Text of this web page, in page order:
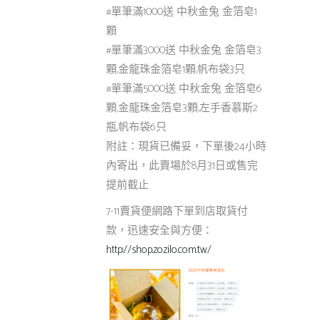
#單筆滿1000送 中秋金兔 金箔皂1
顆
#單筆滿3000送 中秋金兔 金箔皂3
顆,金龍珠金箔皂1顆,帆布袋3只
#單筆滿5000送 中秋金兔 金箔皂6
顆,金龍珠金箔皂3顆,左手香慕斯2
瓶,帆布袋6只
附註：現貨已備妥，下單後24小時
內寄出，此賣場於8月31日或售完
提前截止
7-11賣貨便網路下單到店取貨付
款，迅速安全與方便：
http://shop.zozilo.com.tw/